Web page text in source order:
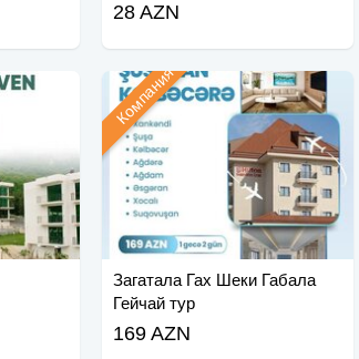
28 AZN
Загатала Гах Шеки Габала
Гейчай тур
Компания
169 AZN